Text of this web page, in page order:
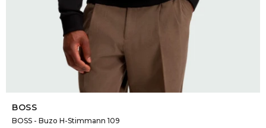
SELECCIONAR TALLE
BOSS
BOSS - Buzo H-Stimmann 109